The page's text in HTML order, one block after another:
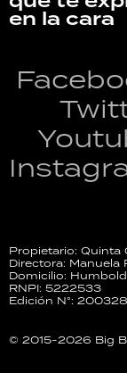
en la cara
Propietario: Quinta
Directora: Manuela
Domicilio:
RNPI: 5222533
Edición N°:
© 2015-2026 Big